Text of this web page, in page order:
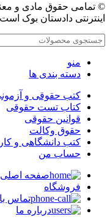
© تمامی حقوق مادی و
اینترنتی دادستان بوک است
منو
دسته بندی ها
کتب حقوقی و
کتاب تست حقوقی
قوانین حقوقی
حقوق وکالت
کتب دانشگاهی و
حساب من
صفحه اصلی
فروشگاه
تماس
درباره ما